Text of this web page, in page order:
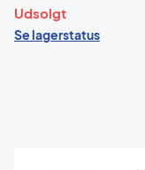
Udsolgt
Se lagerstatus